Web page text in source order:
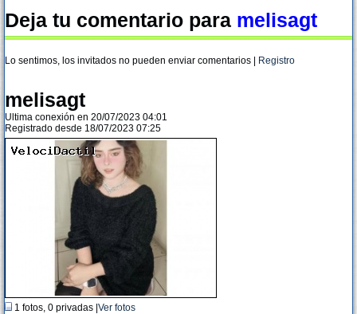
Deja tu comentario para melisagt
Lo sentimos, los invitados no pueden enviar comentarios | Registro
melisagt
Ultima conexión en 20/07/2023 04:01
Registrado desde 18/07/2023 07:25
1 fotos, 0 privadas | Ver fotos